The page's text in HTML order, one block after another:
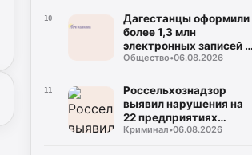
10
Дагестанцы оформили
более 1,3 млн
электронных записей к
врачу с начала года
Общество•06.08.2026
11
Россельхознадзор
выявил нарушения на
22 предприятиях
общепита в Махачкале
Криминал•06.08.2026